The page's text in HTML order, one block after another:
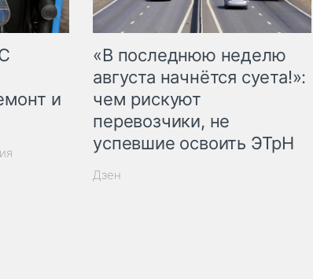
и
«В последнюю неделю
августа начнётся суета!»:
чем рискуют
перевозчики, не
успевшие освоить ЭТрН
Дзен